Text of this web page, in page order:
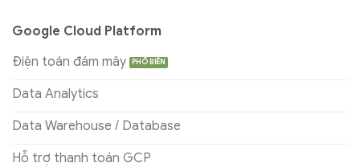
Google Cloud Platform
Điện toán đám mây
Data Analytics
Data Warehouse / Database
Hỗ trợ thanh toán GCP